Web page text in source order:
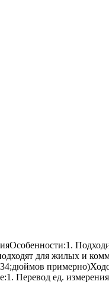
для жилых и
Перевод ед.